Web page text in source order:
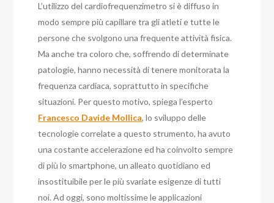
L’utilizzo del cardiofrequenzimetro si è diffuso in
modo sempre più capillare tra gli atleti e tutte le
persone che svolgono una frequente attività fisica.
Ma anche tra coloro che, soffrendo di determinate
patologie, hanno necessità di tenere monitorata la
frequenza cardiaca, soprattutto in specifiche
situazioni. Per questo motivo, spiega l’esperto
Francesco Davide Mollica, lo sviluppo delle
tecnologie correlate a questo strumento, ha avuto
una costante accelerazione ed ha coinvolto sempre
di più lo smartphone, un alleato quotidiano ed
insostituibile per le più svariate esigenze di tutti
noi. Ad oggi, sono moltissime le applicazioni